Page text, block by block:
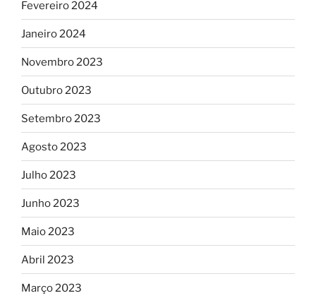
Fevereiro 2024
Janeiro 2024
Novembro 2023
Outubro 2023
Setembro 2023
Agosto 2023
Julho 2023
Junho 2023
Maio 2023
Abril 2023
Março 2023